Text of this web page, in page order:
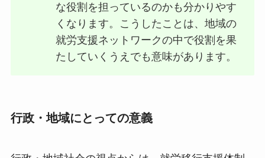
な役割を担っているのかも分かりやす
くなります。こうしたことは、地域の
就労支援ネットワークの中で役割を果
たしていくうえでも意味があります。
行政・地域にとっての意義